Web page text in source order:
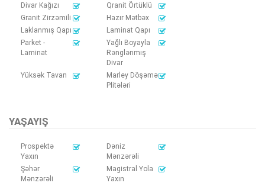
Divar Kağızı
Qranit Örtüklü
Granit Zirzəmili
Hazır Mətbəx
Laklanmış Qapı
Laminat Qapı
Parket -
Laminat
Yağlı Boyayla
Rənglənmış
Divar
Yüksək Tavan
Marley Döşəmə
Plitələri
YAŞAYIŞ
Prospektə
Yaxın
Dəniz
Mənzərəli
Şəhər
Mənzərəli
Magistral Yola
Yaxın